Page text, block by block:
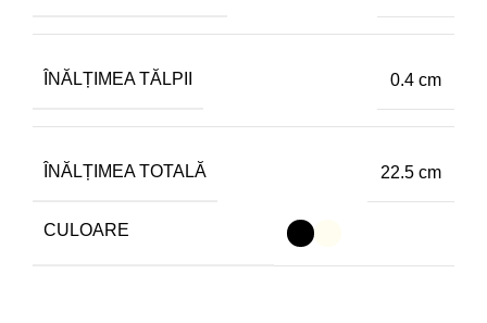
ÎNĂLȚIMEA TĂLPII 0.4 cm
ÎNĂLȚIMEA TOTALĂ 22.5 cm
CULOARE